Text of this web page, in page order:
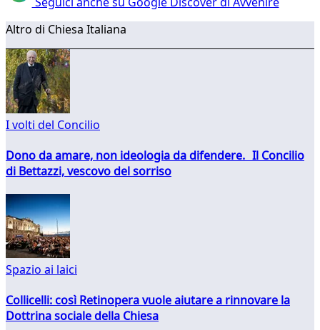
Altro di Chiesa Italiana
I volti del Concilio
Dono da amare, non ideologia da difendere. Il Concilio
di Bettazzi, vescovo del sorriso
Spazio ai laici
Collicelli: così Retinopera vuole aiutare a rinnovare la
Dottrina sociale della Chiesa